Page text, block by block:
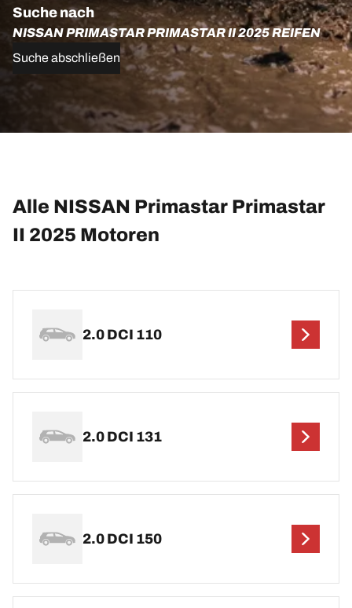
Suche nach
NISSAN PRIMASTAR PRIMASTAR II 2025 REIFEN
Suche abschließen
Alle NISSAN Primastar Primastar
II 2025 Motoren
2.0 DCI 110
2.0 DCI 131
2.0 DCI 150